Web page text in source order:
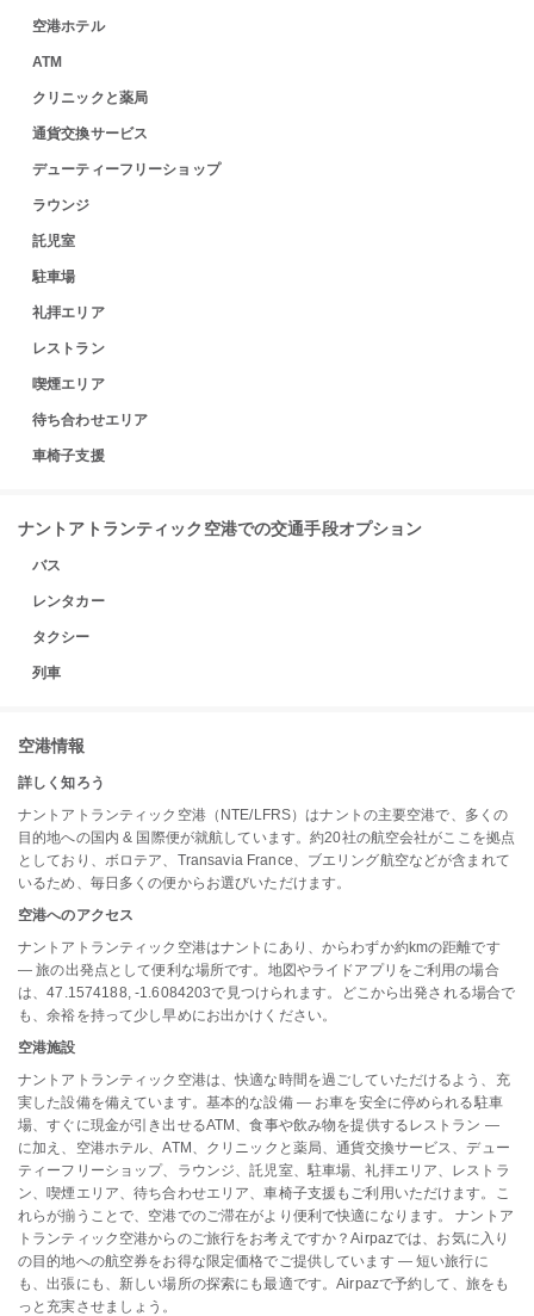
空港ホテル
ATM
クリニックと薬局
通貨交換サービス
デューティーフリーショップ
ラウンジ
託児室
駐車場
礼拝エリア
レストラン
喫煙エリア
待ち合わせエリア
車椅子支援
ナントアトランティック空港での交通手段オプション
バス
レンタカー
タクシー
列車
空港情報
詳しく知ろう
ナントアトランティック空港（NTE/LFRS）はナントの主要空港で、多くの
目的地への国内 & 国際便が就航しています。約20社の航空会社がここを拠点
としており、ボロテア、Transavia France、ブエリング航空などが含まれて
いるため、毎日多くの便からお選びいただけます。
空港へのアクセス
ナントアトランティック空港はナントにあり、からわずか約kmの距離です
— 旅の出発点として便利な場所です。地図やライドアプリをご利用の場合
は、47.1574188, -1.6084203で見つけられます。どこから出発される場合で
も、余裕を持って少し早めにお出かけください。
空港施設
ナントアトランティック空港は、快適な時間を過ごしていただけるよう、充
実した設備を備えています。基本的な設備 — お車を安全に停められる駐車
場、すぐに現金が引き出せるATM、食事や飲み物を提供するレストラン —
に加え、空港ホテル、ATM、クリニックと薬局、通貨交換サービス、デュー
ティーフリーショップ、ラウンジ、託児室、駐車場、礼拝エリア、レストラ
ン、喫煙エリア、待ち合わせエリア、車椅子支援もご利用いただけます。こ
れらが揃うことで、空港でのご滞在がより便利で快適になります。 ナントア
トランティック空港からのご旅行をお考えですか？Airpazでは、お気に入り
の目的地への航空券をお得な限定価格でご提供しています — 短い旅行に
も、出張にも、新しい場所の探索にも最適です。Airpazで予約して、旅をも
っと充実させましょう。